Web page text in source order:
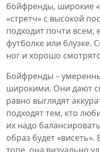
бойфренды, широкие
«стретч» с высокой
подходит почти всем,
футболке или блузке.
ног и хорошо
Бойфренды –
широкими. Они дают
равно выглядят
подходят тем, кто
их надо
образ будет